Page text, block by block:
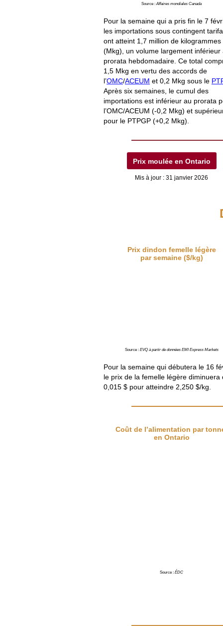
Source :Affaires mondiales Canada
Pour la semaine qui a pris fin le 7
les importations sous contingent
ont atteint 1,7 million de kilogrammes
(Mkg), un volume largement inférieur
prorata hebdomadaire. Ce total
1,5 Mkg en vertu des accords de
l’OMC/ACEUM et 0,2 Mkg sous le
Après six semaines, le cumul des
importations est inférieur au prorata
l’OMC/ACEUM (-0,2 Mkg) et
pour le PTPGP (+0,2 Mkg).
Prix moulée en Ontario
Mis à jour : 31 janvier 2026
Prix dindon femelle légère
par semaine ($/kg)
Source : EVQ à partir de données EMI Express Markets
Pour la semaine qui débutera le 16
le prix de la femelle légère diminuera
0,015 $ pour atteindre 2,250 $/kg.
Coût de l’alimentation par
en Ontario
Source : ÉDC